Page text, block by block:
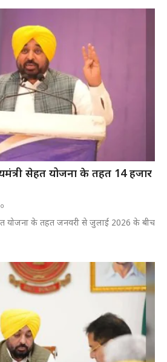
सेहत योजना के तहत 14 हजार
योजना के तहत जनवरी से जुलाई 2026 के बीच